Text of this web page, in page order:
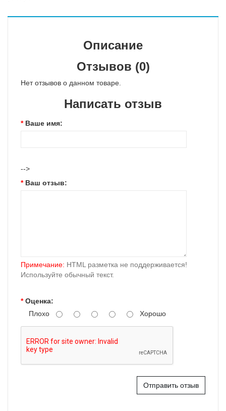
Описание
Отзывов (0)
Нет отзывов о данном товаре.
Написать отзыв
Ваше имя:
-->
Ваш отзыв:
Примечание: HTML разметка не поддерживается!
Используйте обычный текст.
Оценка:
Плохо
Хорошо
Отправить отзыв